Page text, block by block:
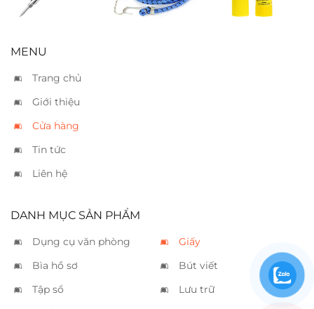
MENU
Trang chủ
Giới thiệu
Cửa hàng
Tin tức
Liên hệ
DANH MỤC SẢN PHẨM
Dụng cụ văn phòng
Giấy
Bìa hồ sơ
Bút viết
Tập sổ
Lưu trữ